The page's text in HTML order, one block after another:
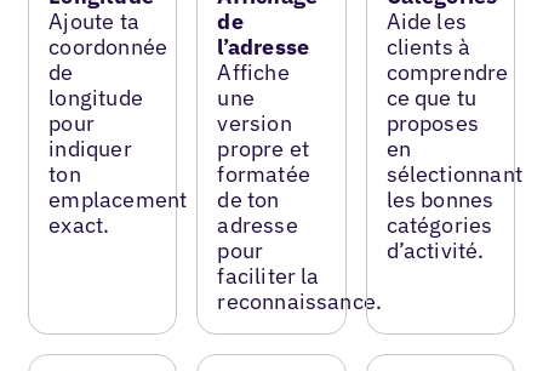
Ajoute ta
coordonnée
de
longitude
pour
indiquer
ton
emplacement
exact.
de
l’adresse
Affiche
une
version
propre et
formatée
de ton
adresse
pour
faciliter la
reconnaissance.
Aide les
clients à
comprendre
ce que tu
proposes
en
sélectionnant
les bonnes
catégories
d’activité.